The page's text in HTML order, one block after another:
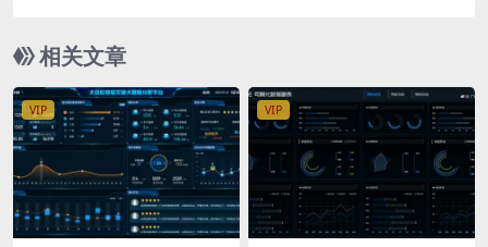
相关文章
VIP VIP